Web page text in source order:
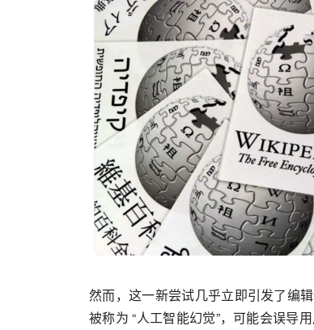
然而，这一新尝试几乎立即引发了编
被称为 “人工智能幻觉”，可能会误导